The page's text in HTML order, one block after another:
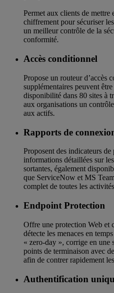
Permet aux clients de
chiffrement pour sécuriser
un meilleur contrôle de la
conformité.
Accès conditionnel
Propose un routeur d’accès
supplémentaires peuvent
disponibilité dans 80 sites à
aux organisations un
aux actifs.
Rapports de
Proposent des indicateurs
informations détaillées sur
sortantes, également
que ServiceNow et MS
complet de toutes les
Endpoint Protection
Offre une protection Web et
détecte les menaces en
« zero-day », corrige en une
points de terminaison avec
afin de contrer rapidement
Authentification